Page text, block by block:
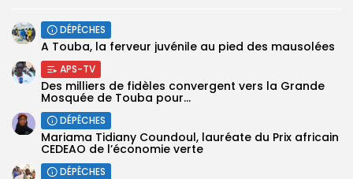
DÉPÊCHES
A Touba, la ferveur juvénile au pied des mausolées
APS-TV
Des milliers de fidèles convergent vers la Grande
Mosquée de Touba pour...
DÉPÊCHES
Mariama Tidiany Coundoul, lauréate du Prix africain
CEDEAO de l’économie verte
DÉPÊCHES